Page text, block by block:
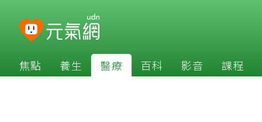
焦點 養生 醫療 百科 影音 課程